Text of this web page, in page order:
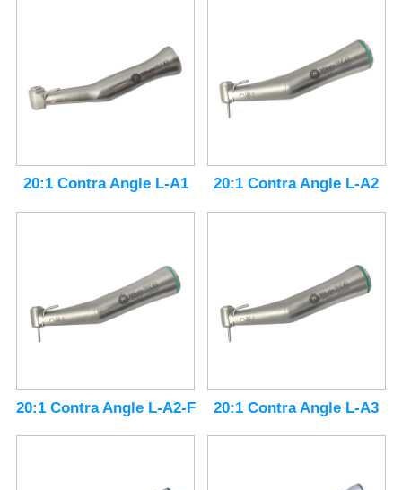
20:1 Contra Angle L-A1 20:1 Contra Angle L-A2
20:1 Contra Angle L-A2-F 20:1 Contra Angle L-A3